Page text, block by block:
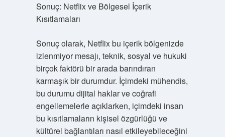
Sonuç: Netflix ve Bölgesel İçerik
Kısıtlamaları
Sonuç olarak, Netflix bu içerik bölgenizde
izlenmiyor mesajı, teknik, sosyal ve hukuki
birçok faktörü bir arada barındıran
karmaşık bir durumdur. İçimdeki mühendis,
bu durumu dijital haklar ve coğrafi
engellemelerle açıklarken, içimdeki insan
bu kısıtlamaların kişisel özgürlüğü ve
kültürel bağlantıları nasıl etkileyebileceğini